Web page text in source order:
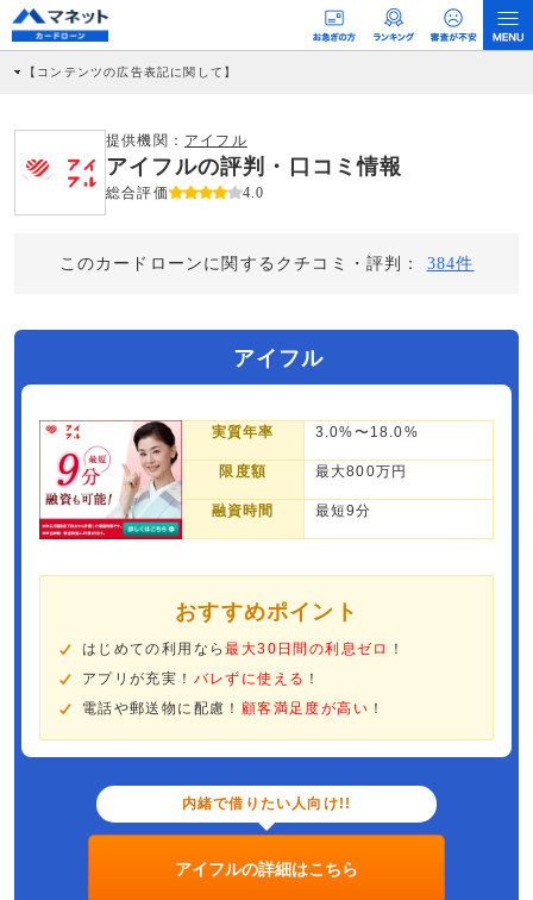
【コンテンツの広告表記に関して】
社に対して企業から紹介報酬が支払われるという収益モデルです。 ただし、特定の
商品を根拠なくPRするものではなく、当編集部の調査／ユーザーへの口コミ収集な
どに基づき、公平性を担保した情報提供を行っています。
>提携企業一覧
提供機関： アイフル
アイフルの評判・口コミ情報
総合評価 4.0
このカードローンに関するクチコミ・評判： 384件
アイフル
実質年率 3.0%〜18.0%
限度額 最大800万円
融資時間 最短9分
おすすめポイント
はじめての利用なら最大30日間の利息ゼロ
！
アプリが充実！ バレずに使える ！
電話や郵送物に配慮！ 顧客満足度が高い ！
内緒で借りたい人向け!!
アイフルの詳細はこちら